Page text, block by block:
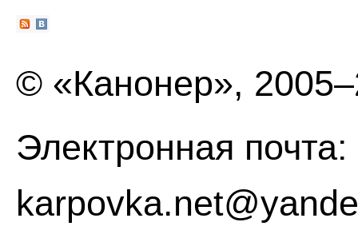
© «Канонер»,
Электронная почта: